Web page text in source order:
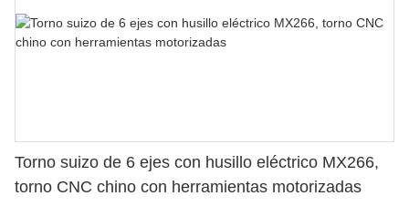
Torno suizo de 6 ejes con husillo eléctrico MX266,
torno CNC chino con herramientas motorizadas